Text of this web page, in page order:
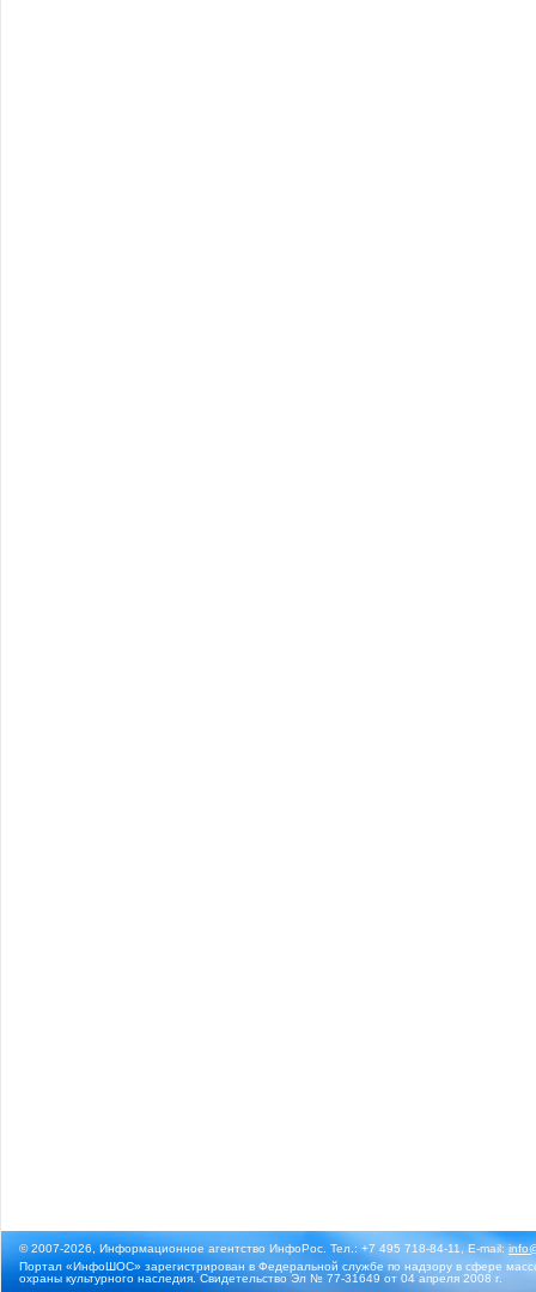
© 2007-2026, Информационное агентство ИнфоРос. Тел.: +7 495 718-84-11, E-mail:
Портал «ИнфоШОС» зарегистрирован в Федеральной службе по надзору в сфере
охраны культурного наследия. Свидетельство Эл № 77-31649 от 04 апреля 2008 г.